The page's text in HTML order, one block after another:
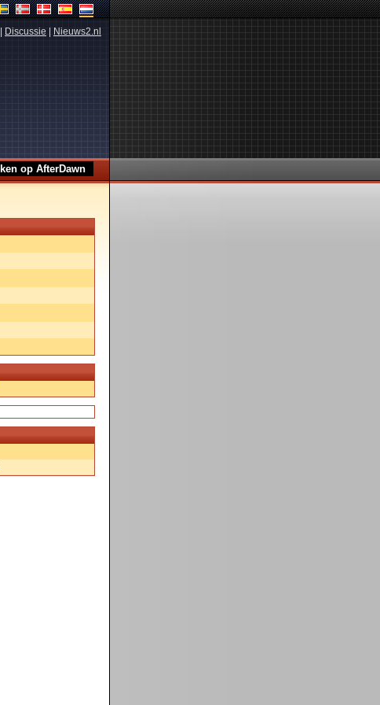
Discussie Nieuws2.nl